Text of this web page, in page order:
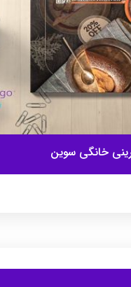
خانگی سوین